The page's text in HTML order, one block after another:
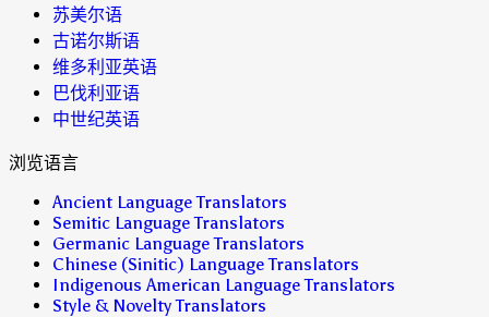
苏美尔语
古诺尔斯语
维多利亚英语
巴伐利亚语
中世纪英语
浏览语言
Ancient Language Translators
Semitic Language Translators
Germanic Language Translators
Chinese (Sinitic) Language Translators
Indigenous American Language Translators
Style & Novelty Translators